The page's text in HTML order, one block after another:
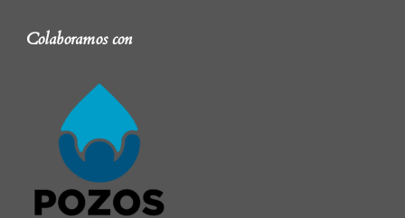
Colaboramos con